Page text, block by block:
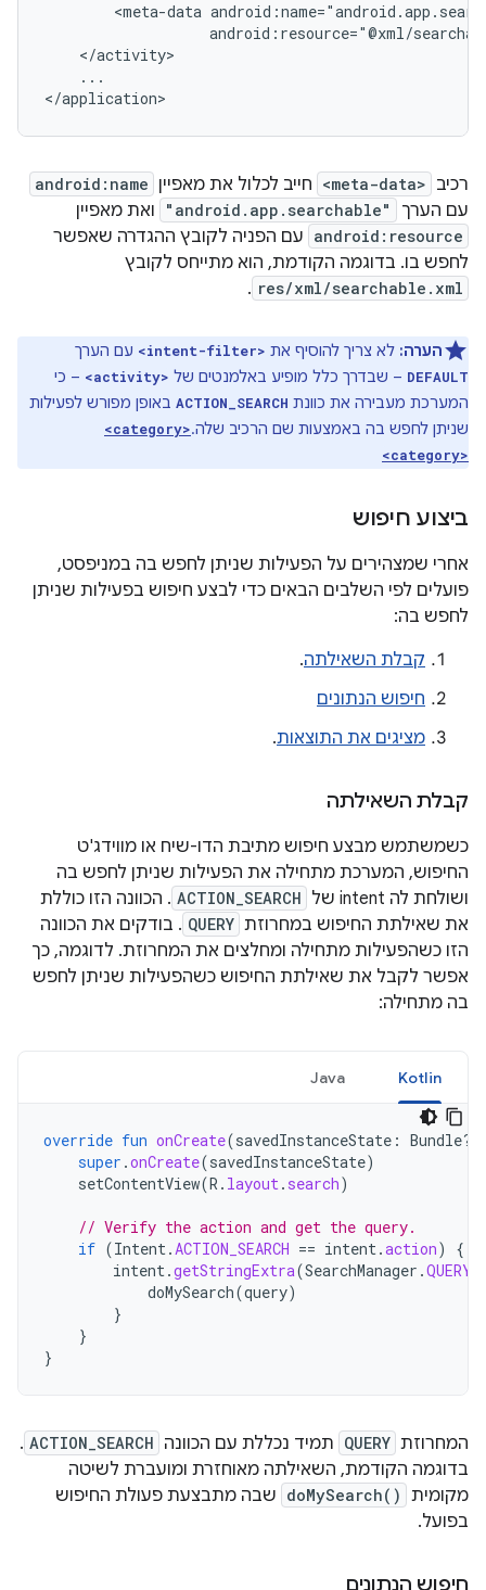
<meta-data
...
</application>
רכיב <meta-data> חייב לכלול את מאפיין android:name
עם הערך "android.app.searchable" ואת מאפיין
android:resource עם הפניה לקובץ ההגדרה שאפשר
לחפש בו. בדוגמה הקודמת, הוא מתייחס לקובץ
res/xml/searchable.xml
.
הערה: לא צריך להוסיף את <intent-filter> עם הערך
DEFAULT – שבדרך כלל מופיע באלמנטים של <activity> – כי
המערכת מעבירה את כוונת ACTION_SEARCH באופן מפורש לפעילות
שניתן לחפש בה באמצעות שם הרכיב שלה.<category>
<category>
ביצוע חיפוש
אחרי שמצהירים על הפעילות שניתן לחפש בה במניפסט,
פועלים לפי השלבים הבאים כדי לבצע חיפוש בפעילות שניתן
לחפש בה:
קבלת השאילתה.
חיפוש הנתונים
מציגים את התוצאות.
קבלת השאילתה
כשמשתמש מבצע חיפוש מתיבת הדו-שיח או מווידג'ט
החיפוש, המערכת מתחילה את הפעילות שניתן לחפש בה
ושולחת לה intent של
ACTION_SEARCH . הכוונה הזו כוללת
את שאילתת החיפוש במחרוזת QUERY . בודקים את הכוונה
הזו כשהפעילות מתחילה ומחלצים את המחרוזת. לדוגמה, כך
אפשר לקבל את שאילתת החיפוש כשהפעילות שניתן לחפש
בה מתחילה:
Kotlin
Java
override fun onCreate(savedInstanceState : Bundle?)
super .onCreate(savedInstanceState)
setContentView(R . layout. search)
// Verify the action and get the query.
if (Intent.ACTION_SEARCH == intent.action)
{
intent.getStringExtra(SearchManager .QUERY
doMySearch(query)
}
}
}
המחרוזת QUERY תמיד נכללת עם הכוונה ACTION_SEARCH
.
בדוגמה הקודמת, השאילתה מאוחזרת ומועברת לשיטה
מקומית doMySearch() שבה מתבצעת פעולת החיפוש
בפועל.
חיפוש הנתונים